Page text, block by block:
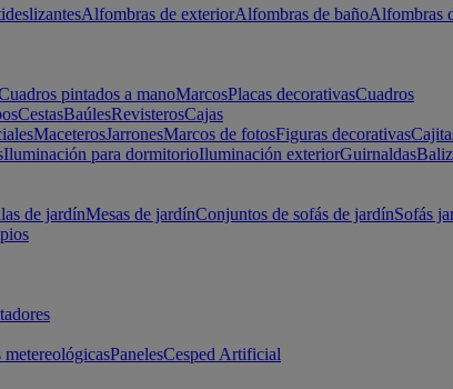
Alfombras de exteriorAlfombras de bañoAlfombras
pintados a manoMarcosPlacas decorativasCuadros
CestasBaúlesRevisterosCajas
MaceterosJarronesMarcos de fotosFiguras decorativas
Iluminación para dormitorioIluminación exteriorGuirnaldas
de jardínMesas de jardínConjuntos de sofás de jardínSofás
metereológicasPanelesCesped Artificial